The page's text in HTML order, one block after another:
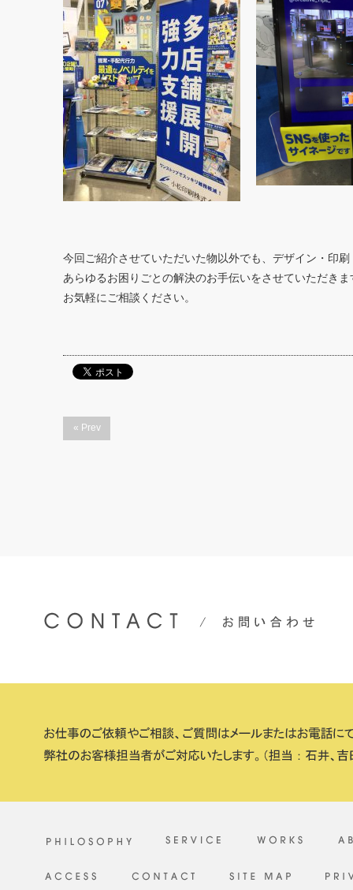
今回ご紹介させていただいた物以外でも、デザイン・印
あらゆるお困りごとの解決のお手伝いをさせていただきま
お気軽にご相談ください。
« Prev